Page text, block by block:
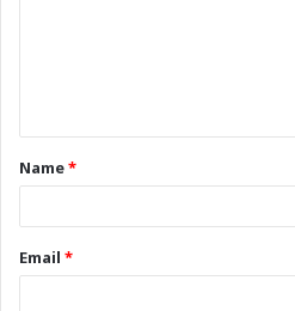
Name*
Email *